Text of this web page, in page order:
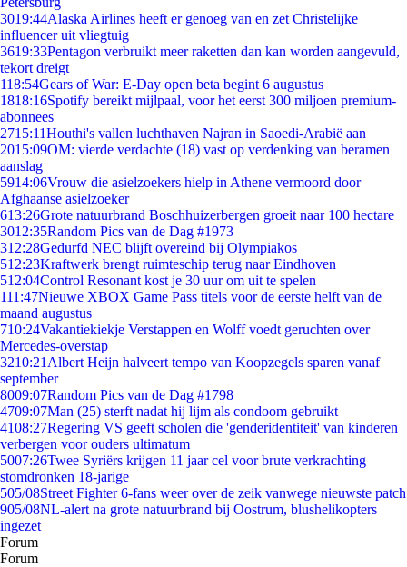
3019:44Alaska Airlines heeft er genoeg van en zet Christelijke
influencer uit vliegtuig
3619:33Pentagon verbruikt meer raketten dan kan worden aangevuld,
tekort dreigt
118:54Gears of War: E-Day open beta begint 6 augustus
1818:16Spotify bereikt mijlpaal, voor het eerst 300 miljoen premium-
abonnees
2715:11Houthi's vallen luchthaven Najran in Saoedi-Arabië aan
2015:09OM: vierde verdachte (18) vast op verdenking van beramen
aanslag
5914:06Vrouw die asielzoekers hielp in Athene vermoord door
Afghaanse asielzoeker
613:26Grote natuurbrand Boschhuizerbergen groeit naar 100 hectare
3012:35Random Pics van de Dag #1973
312:28Gedurfd NEC blijft overeind bij Olympiakos
512:23Kraftwerk brengt ruimteschip terug naar Eindhoven
512:04Control Resonant kost je 30 uur om uit te spelen
111:47Nieuwe XBOX Game Pass titels voor de eerste helft van de
maand augustus
710:24Vakantiekiekje Verstappen en Wolff voedt geruchten over
Mercedes-overstap
3210:21 Albert Heijn halveert tempo van Koopzegels sparen vanaf
september
8009:07Random Pics van de Dag #1798
4709:07Man (25) sterft nadat hij lijm als condoom gebruikt
4108:27Regering VS geeft scholen die 'genderidentiteit' van kinderen
verbergen voor ouders ultimatum
5007:26Twee Syriërs krijgen 11 jaar cel voor brute verkrachting
stomdronken 18-jarige
505/08Street Fighter 6-fans weer over de zeik vanwege nieuwste patch
905/08NL-alert na grote natuurbrand bij Oostrum, blushelikopters
ingezet
Forum
Forum